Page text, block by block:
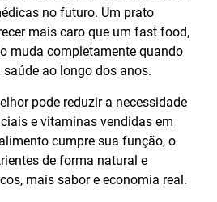
no futuro. Um prato
mais caro que um fast food,
muda completamente quando
ao longo dos anos.
pode reduzir a necessidade
e vitaminas vendidas em
cumpre sua função, o
de forma natural e
mais sabor e economia real.